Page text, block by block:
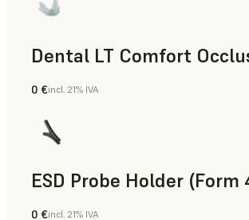
Odontología
0 €incl. 21% IVA
ESD Probe Holder (Form
Ingeniería
0 €incl. 21% IVA